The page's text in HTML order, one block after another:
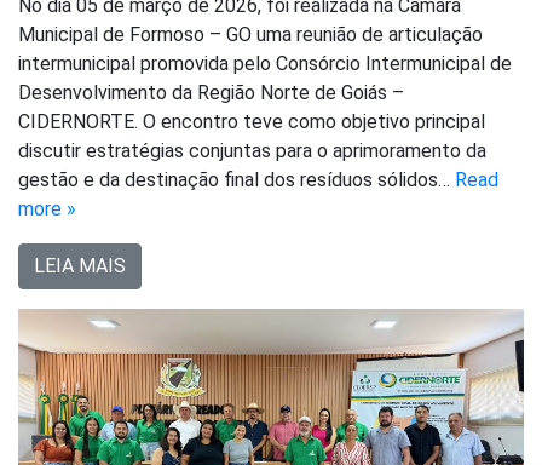
No dia 05 de março de 2026, foi realizada na Câmara
Municipal de Formoso – GO uma reunião de articulação
intermunicipal promovida pelo Consórcio Intermunicipal de
Desenvolvimento da Região Norte de Goiás –
CIDERNORTE. O encontro teve como objetivo principal
discutir estratégias conjuntas para o aprimoramento da
gestão e da destinação final dos resíduos sólidos… Read
more »
LEIA MAIS